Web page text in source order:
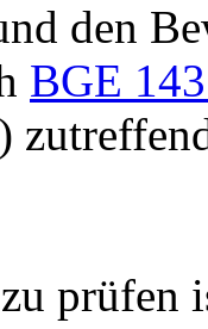
den
BGE
prüfen